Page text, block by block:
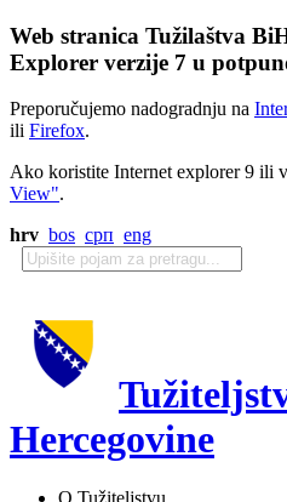
Web stranica Tužilaštva
Explorer verzije 7 u
Preporučujemo nadogradnju na
ili Firefox.
Ako koristite Internet explorer 9 ili
View".
hrv bos срп eng
Hercegovine